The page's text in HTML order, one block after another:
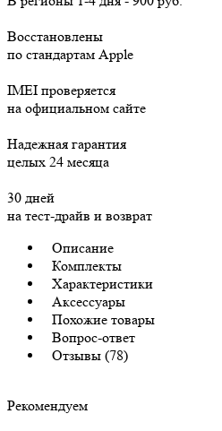
Восстановлены
по стандартам Apple
IMEI проверяется
на официальном сайте
Надежная гарантия
целых 24 месяца
30 дней
на тест-драйв и возврат
Описание
Комплекты
Характеристики
Аксессуары
Похожие товары
Вопрос-ответ
Отзывы (78)
Рекомендуем